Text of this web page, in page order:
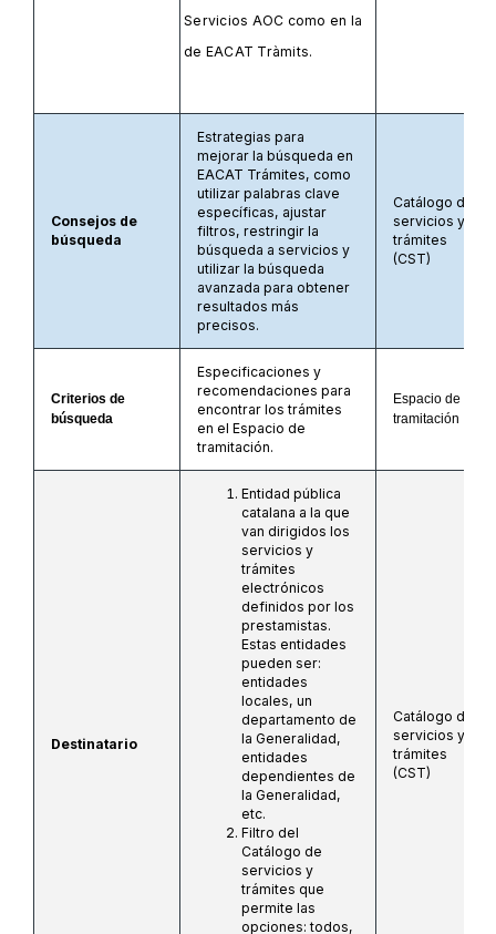
Servicios AOC como en la
de EACAT Tràmits.
Consejos de
búsqueda
Estrategias para
mejorar la búsqueda en
EACAT Trámites, como
utilizar palabras clave
específicas, ajustar
filtros, restringir la
búsqueda a servicios y
utilizar la búsqueda
avanzada para obtener
resultados más
precisos.
Catálogo de
servicios y
trámites
(CST)
Criterios de
búsqueda
Especificaciones y
recomendaciones para
encontrar los trámites
en el Espacio de
tramitación.
Espacio de
tramitación
Destinatario
Entidad pública
catalana a la que
van dirigidos los
servicios y
trámites
electrónicos
definidos por los
prestamistas.
Estas entidades
pueden ser:
entidades
locales, un
departamento de
la Generalidad,
entidades
dependientes de
la Generalidad,
etc.
Filtro del
Catálogo de
servicios y
trámites que
permite las
opciones: todos,
Catálogo de
servicios y
trámites
(CST)